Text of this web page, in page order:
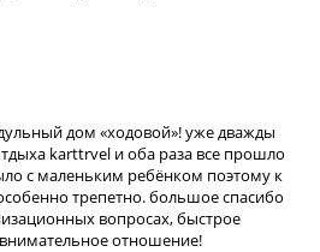
дом «ходовой»! уже дважды
karttrvel и оба раза все прошло
с маленьким ребёнком поэтому к
трепетно. большое спасибо
вопросах, быстрое
отношение!